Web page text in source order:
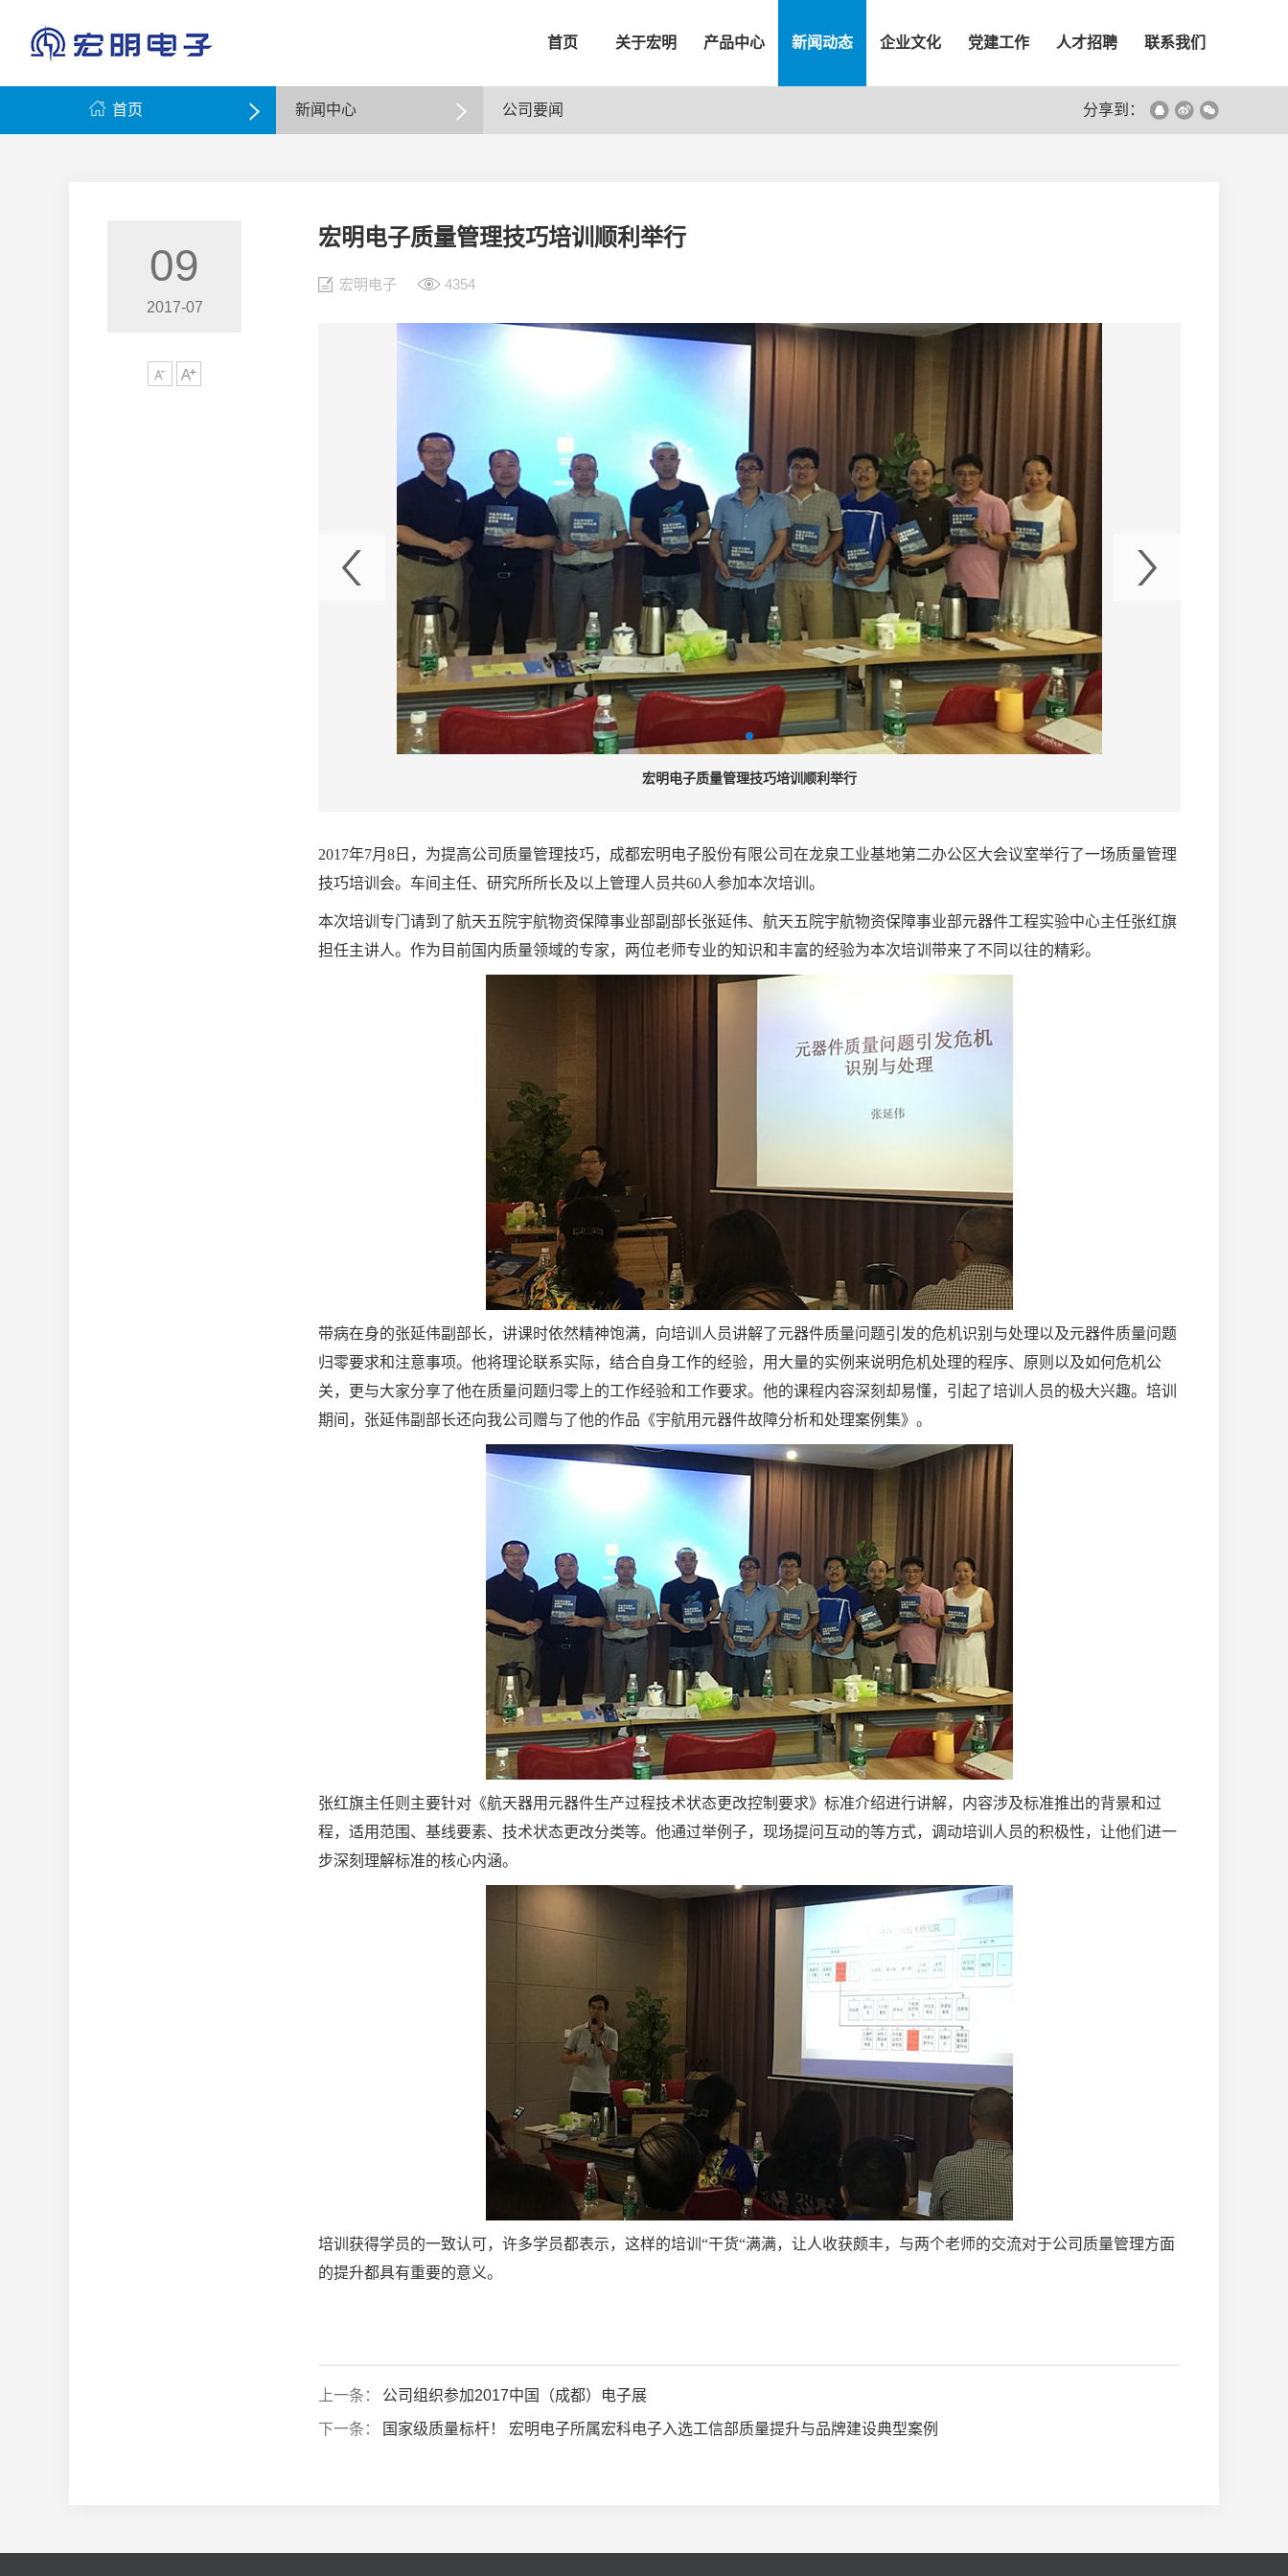
首页 关于宏明 产品中心 新闻动态 企业文化 党建工作 人才招聘 联系我们
宏明简介 光辉历程 资质荣誉
电位器·传感器 电磁兼容设计
上市专栏 公司要闻 产品动态
企业理念 员工风采
政策法律 学习资料 主题活动
 首页  新闻中心  公司要闻 分享到：
09
2017-07
宏明电子质量管理技巧培训顺利举行
宏明电子 4354
宏明电子质量管理技巧培训顺利举行
2017年7月8日，为提高公司质量管理技巧，成都宏明电子股份有限公司在龙泉工业基地第二办公区大会议室举行了一场质量管理
技巧培训会。车间主任、研究所所长及以上管理人员共60人参加本次培训。
本次培训专门请到了航天五院宇航物资保障事业部副部长张延伟、航天五院宇航物资保障事业部元器件工程实验中心主任张红旗
担任主讲人。作为目前国内质量领域的专家，两位老师专业的知识和丰富的经验为本次培训带来了不同以往的精彩。
带病在身的张延伟副部长，讲课时依然精神饱满，向培训人员讲解了元器件质量问题引发的危机识别与处理以及元器件质量问题
归零要求和注意事项。他将理论联系实际，结合自身工作的经验，用大量的实例来说明危机处理的程序、原则以及如何危机公
关，更与大家分享了他在质量问题归零上的工作经验和工作要求。他的课程内容深刻却易懂，引起了培训人员的极大兴趣。培训
期间，张延伟副部长还向我公司赠与了他的作品《宇航用元器件故障分析和处理案例集》。
张红旗主任则主要针对《航天器用元器件生产过程技术状态更改控制要求》标准介绍进行讲解，内容涉及标准推出的背景和过
程，适用范围、基线要素、技术状态更改分类等。他通过举例子，现场提问互动的等方式，调动培训人员的积极性，让他们进一
步深刻理解标准的核心内涵。
培训获得学员的一致认可，许多学员都表示，这样的培训“干货“满满，让人收获颇丰，与两个老师的交流对于公司质量管理方面
的提升都具有重要的意义。
上一条： 公司组织参加2017中国（成都）电子展
下一条： 国家级质量标杆！ 宏明电子所属宏科电子入选工信部质量提升与品牌建设典型案例